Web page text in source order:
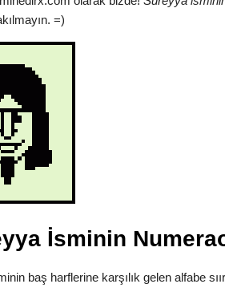
=)
İsminin
baş harflerine karşılık gelen alfabe